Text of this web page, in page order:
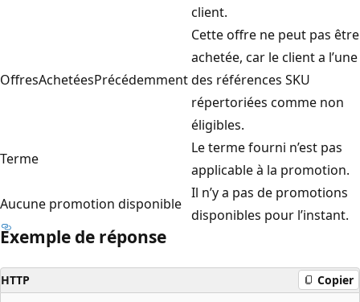
client.
OffresAchetéesPrécédemment
Cette offre ne peut pas être
achetée, car le client a l’une
des références SKU
répertoriées comme non
éligibles.
Terme
Le terme fourni n’est pas
applicable à la promotion.
Aucune promotion disponible
Il n’y a pas de promotions
disponibles pour l’instant.
Exemple de réponse
HTTP Copier